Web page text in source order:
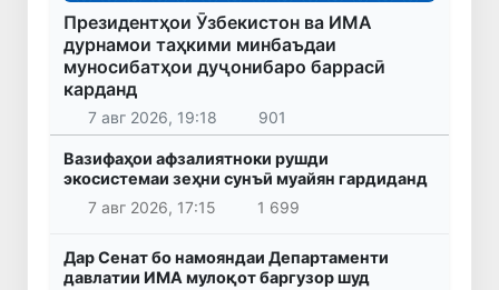
Президентҳои Ӯзбекистон ва ИМА
дурнамои таҳкими минбаъдаи
муносибатҳои дуҷонибаро баррасӣ
карданд
7 авг 2026, 19:18 901
Вазифаҳои афзалиятноки рушди
экосистемаи зеҳни сунъӣ муайян гардиданд
7 авг 2026, 17:15
1 699
Дар Сенат бо намояндаи Департаменти
давлатии ИМА мулоқот баргузор шуд